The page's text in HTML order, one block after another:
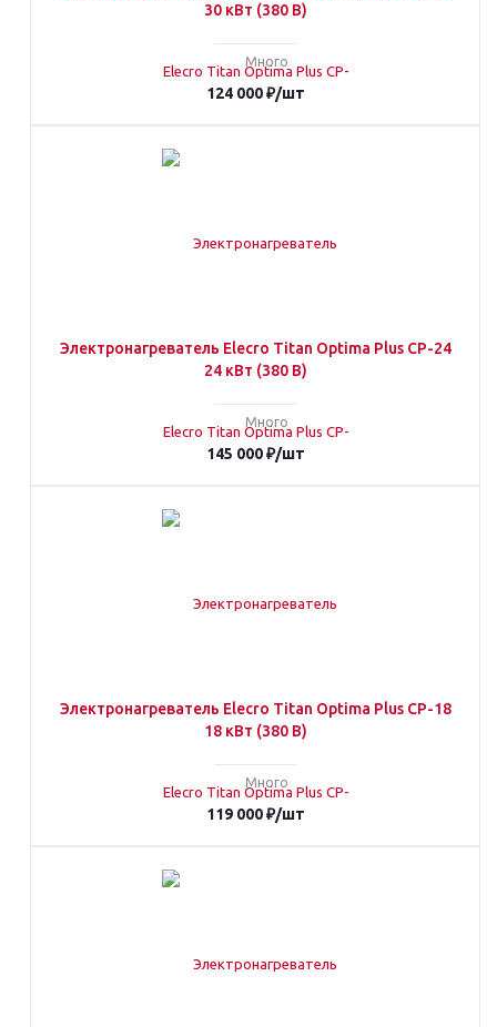
30 кВт (380 В)
Много
124 000₽/шт
Электронагреватель Elecro Titan Optima Plus СP-24
24 кВт (380 В)
Много
145 000₽/шт
Электронагреватель Elecro Titan Optima Plus СP-18
18 кВт (380 В)
Много
119 000₽/шт